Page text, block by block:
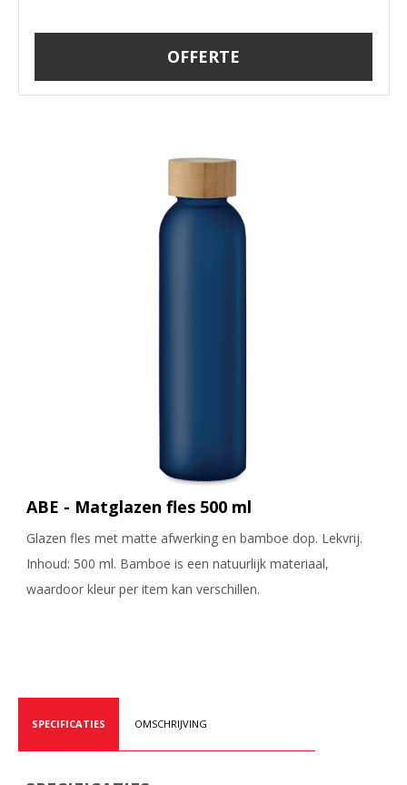
OFFERTE
ABE - Matglazen fles 500 ml
Glazen fles met matte afwerking en bamboe dop. Lekvrij.
Inhoud: 500 ml. Bamboe is een natuurlijk materiaal,
waardoor kleur per item kan verschillen.
SPECIFICATIES OMSCHRIJVING